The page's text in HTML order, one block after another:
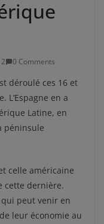
0 Comments
déroulé ces 16 et
L’Espagne en a
Latine, en
péninsule
celle américaine
cette dernière.
qui peut venir en
leur économie au